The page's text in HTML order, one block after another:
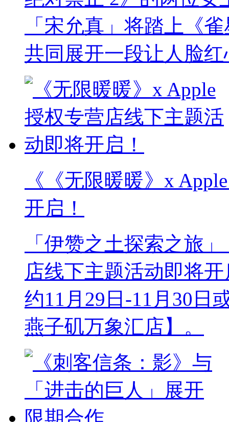
「宋允真」将踏上《
共同展开一段让人脸
《《无限暖暖》x
开启！
「伊赞之土探索之旅
店线下主题活动即将
约11月29日-11月30日
燕子矶万象汇店】。